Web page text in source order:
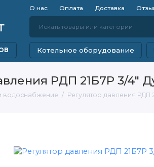
О нас Оплата Доставка
Котельное оборудование
РДП 21Б7Р 3/4"
водоснабжение Регулятор давления РДП